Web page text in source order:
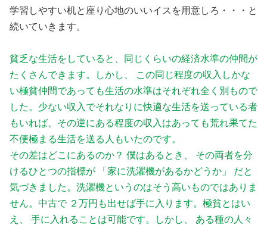
学習しやすい机と座り心地のいいイスを用意しろ・・・と
続いていきます。
貧乏な生活をしていると、同じくらいの経済水準の仲間が
たくさんできます。しかし、 この同じ程度の収入しかな
い極貧仲間であっても生活の水準はそれぞれ全く別もので
した。少ない収入でそれなりに快適な生活を送っている者
もいれば、その逆にある程度の収入はあっても荒れ果てた
不便極まる生活を送る人もいたのです。
その差はどこにあるのか？ 僕はあるとき、 その両者を分
けるひとつの指標が 「家に洗濯機があるかどうか」 だと
気づきました。洗濯機というのはそう高いものではありま
せん。中古で ２万円も出せば手に入ります。極貧とはい
え、 手に入れることは可能です。しかし、 ある種の人々